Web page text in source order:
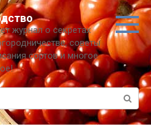
журнал о секретах
советы
сортов и многое